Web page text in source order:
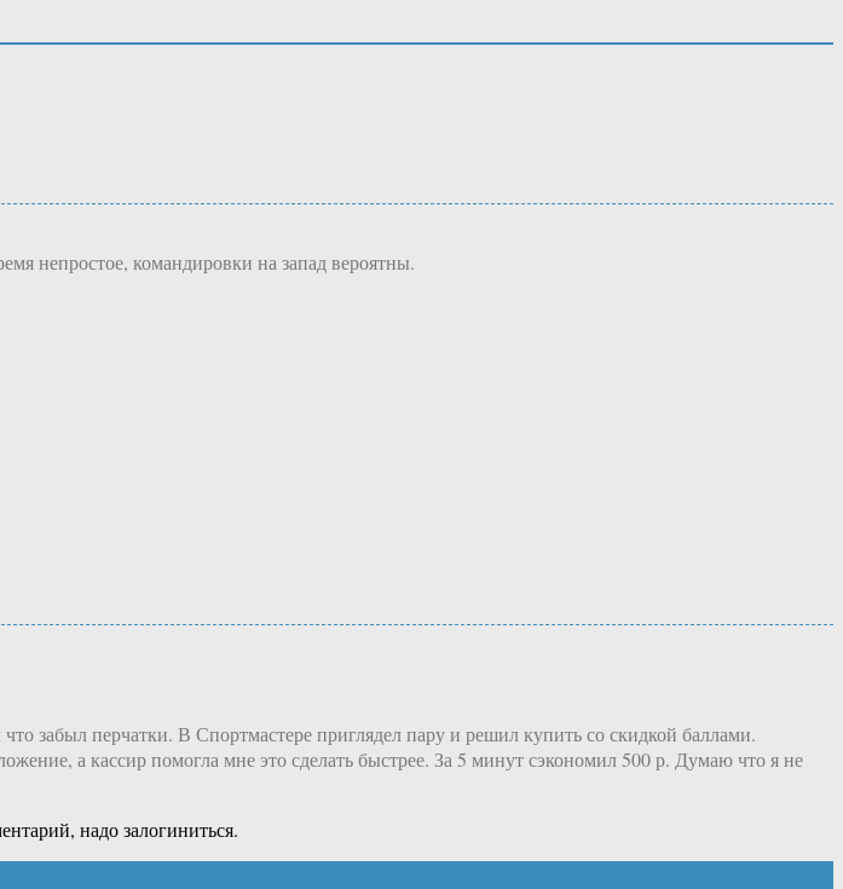
непростое, командировки на запад вероятны.
забыл перчатки. В Спортмастере приглядел пару и решил купить со скидкой баллами.
а кассир помогла мне это сделать быстрее. За 5 минут сэкономил 500 р. Думаю что я не
надо залогиниться.